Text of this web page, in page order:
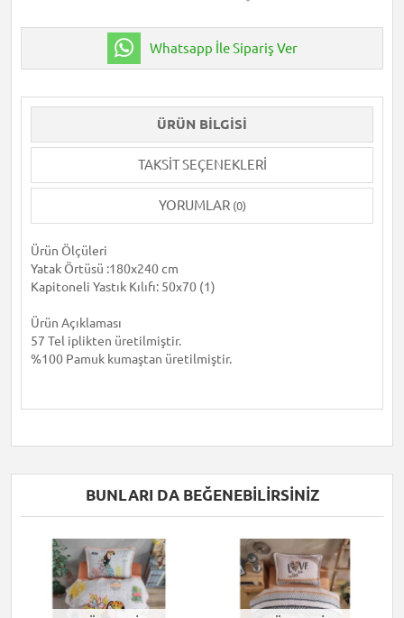
Whatsapp İle Sipariş Ver
ÜRÜN BILGISI
TAKSIT SEÇENEKLERI
YORUMLAR (0)
Ürün Ölçüleri
Yatak Örtüsü :180x240 cm
Kapitoneli Yastık Kılıfı: 50x70 (1)
Ürün Açıklaması
57 Tel iplikten üretilmiştir.
%100 Pamuk kumaştan üretilmiştir.
BUNLARI DA BEĞENEBILIRSINIZ